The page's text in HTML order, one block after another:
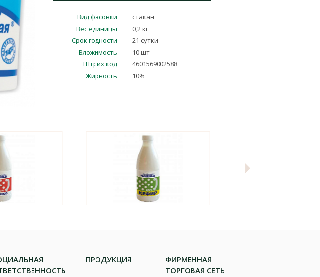
Вид фасовки
стакан
Вес единицы
0,2 кг
Срок годности
21 сутки
Вложимость
10 шт
Штрих код
4601569002588
Жирность
10%
ПРОДУКЦИЯ
ФИРМЕННАЯ
ТОРГОВАЯ СЕТЬ